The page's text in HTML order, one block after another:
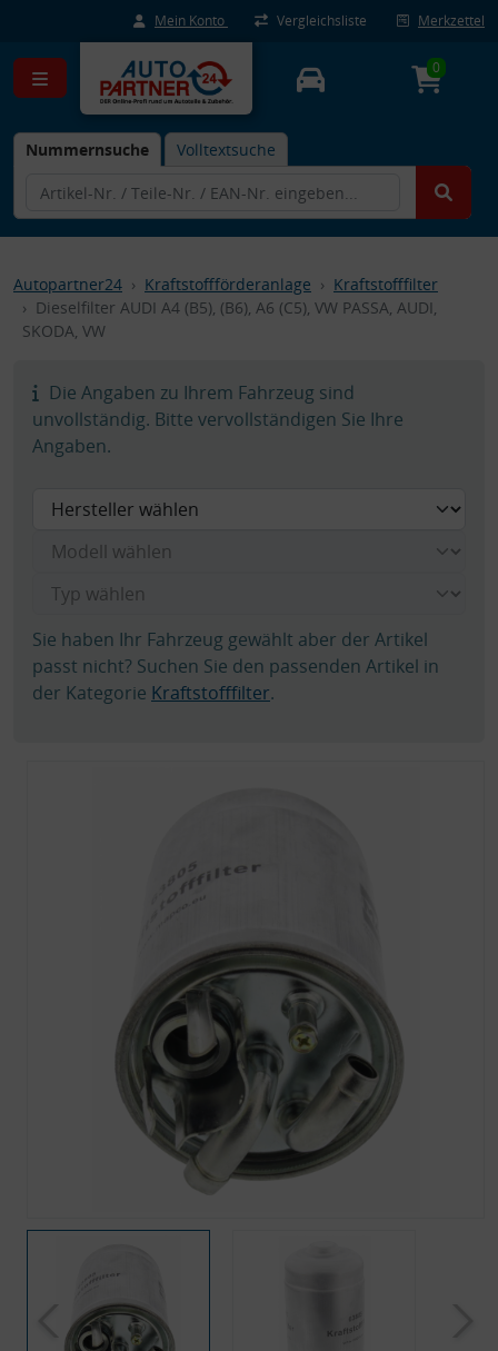
Mein Konto Vergleichsliste Merkzettel
Nummernsuche Volltextsuche
0
Autopartner24 Kraftstoffförderanlage
Kraftstofffilter
Dieselfilter AUDI A4 (B5), (B6), A6 (C5), VW PASSA, AUDI,
SKODA, VW
Die Angaben zu Ihrem Fahrzeug sind
unvollständig. Bitte vervollständigen Sie Ihre
Angaben.
Sie haben Ihr Fahrzeug gewählt aber der Artikel
passt nicht? Suchen Sie den passenden Artikel in
der Kategorie Kraftstofffilter.